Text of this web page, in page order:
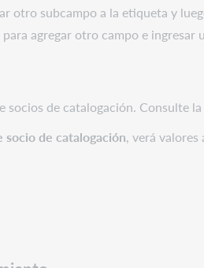
otro subcampo a la etiqueta y
para agregar otro campo e ingresar
socios de catalogación. Consulte
socio de catalogación, verá